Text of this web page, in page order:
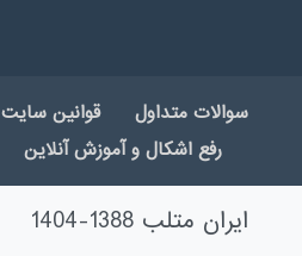
سوالات متداول
قوانین سایت
رفع اشکال و آموزش آنلاین
ایران متلب 1388-1404